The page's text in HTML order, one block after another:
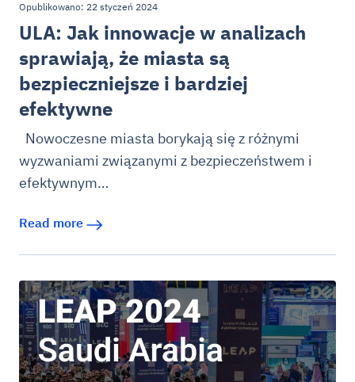
Opublikowano: 22 styczeń 2024
ULA: Jak innowacje w analizach
sprawiają, że miasta są
bezpieczniejsze i bardziej
efektywne
Nowoczesne miasta borykają się z różnymi
wyzwaniami związanymi z bezpieczeństwem i
efektywnym…
Read more